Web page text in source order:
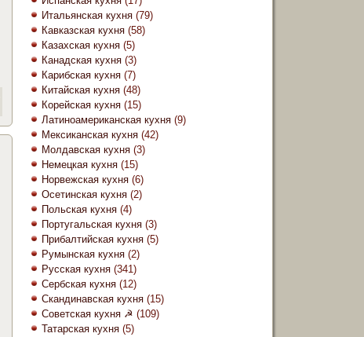
Итальянская кухня (79)
Кавказская кухня (58)
Казахская кухня (5)
Канадская кухня (3)
Карибская кухня (7)
Китайская кухня (48)
Корейская кухня (15)
Латиноамериканская кухня (9)
Мексиканская кухня (42)
Молдавская кухня (3)
Немецкая кухня (15)
Норвежская кухня (6)
Осетинская кухня (2)
Польская кухня (4)
Португальская кухня (3)
Прибалтийская кухня (5)
Румынская кухня (2)
Русская кухня (341)
Сербская кухня (12)
Скандинавская кухня (15)
Советская кухня ☭ (109)
Татарская кухня (5)